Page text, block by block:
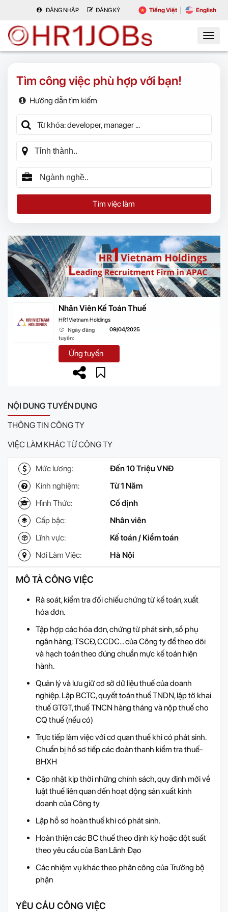
ĐĂNG NHẬP ĐĂNG KÝ Tiếng Việt English
Tìm công việc phù hợp với bạn!
Hướng dẫn tìm kiếm
Tìm việc làm
Nhân Viên Kế Toán Thuế
HR1Vietnam Holdings
Ngày đăng
tuyển:
09/04/2025
Ứng tuyển
NỘI DUNG TUYỂN DỤNG
THÔNG TIN CÔNG TY
VIỆC LÀM KHÁC TỪ CÔNG TY
Mức lương:
Đến 10 Triệu VNĐ
Kinh nghiệm:
Từ 1 Năm
Hình Thức:
Cố định
Cấp bậc:
Nhân viên
Lĩnh vực:
Kế toán / Kiểm toán
Nơi Làm Việc:
Hà Nội
MÔ TẢ CÔNG VIỆC
Rà soát, kiểm tra đối chiếu chứng từ kế toán, xuất
hóa đơn.
Tập hợp các hóa đơn, chứng từ phát sinh, sổ phụ
ngân hàng; TSCĐ, CCDC... của Công ty để theo dõi
và hạch toán theo đúng chuẩn mực kế toán hiện
hành.
Quản lý và lưu giữ cơ sở dữ liệu thuế của doanh
nghiệp. Lập BCTC, quyết toán thuế TNDN, lập tờ khai
thuế GTGT, thuế TNCN hàng tháng và nộp thuế cho
CQ thuế (nếu có)
Trực tiếp làm việc với cơ quan thuế khi có phát sinh.
Chuẩn bị hồ sơ tiếp các đoàn thanh kiểm tra thuế-
BHXH
Cập nhật kịp thời những chính sách, quy định mới về
luật thuế liên quan đến hoạt động sản xuất kinh
doanh của Công ty
Lập hồ sơ hoàn thuế khi có phát sinh.
Hoàn thiện các BC thuế theo định kỳ hoặc đột suất
theo yêu cầu của Ban Lãnh Đạo
Các nhiệm vụ khác theo phân công của Trưởng bộ
phận
YÊU CẦU CÔNG VIỆC